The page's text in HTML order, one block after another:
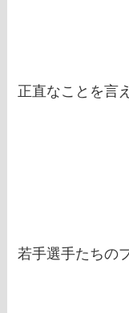
正直なことを言
若手選手たちの